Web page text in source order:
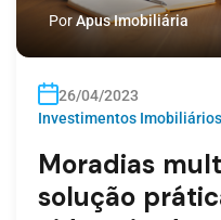
PorApus Imobiliária
26/04/2023
Investimentos Imobiliários
Moradias
solução